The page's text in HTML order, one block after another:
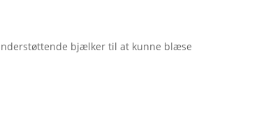
bjælker til at kunne blæse